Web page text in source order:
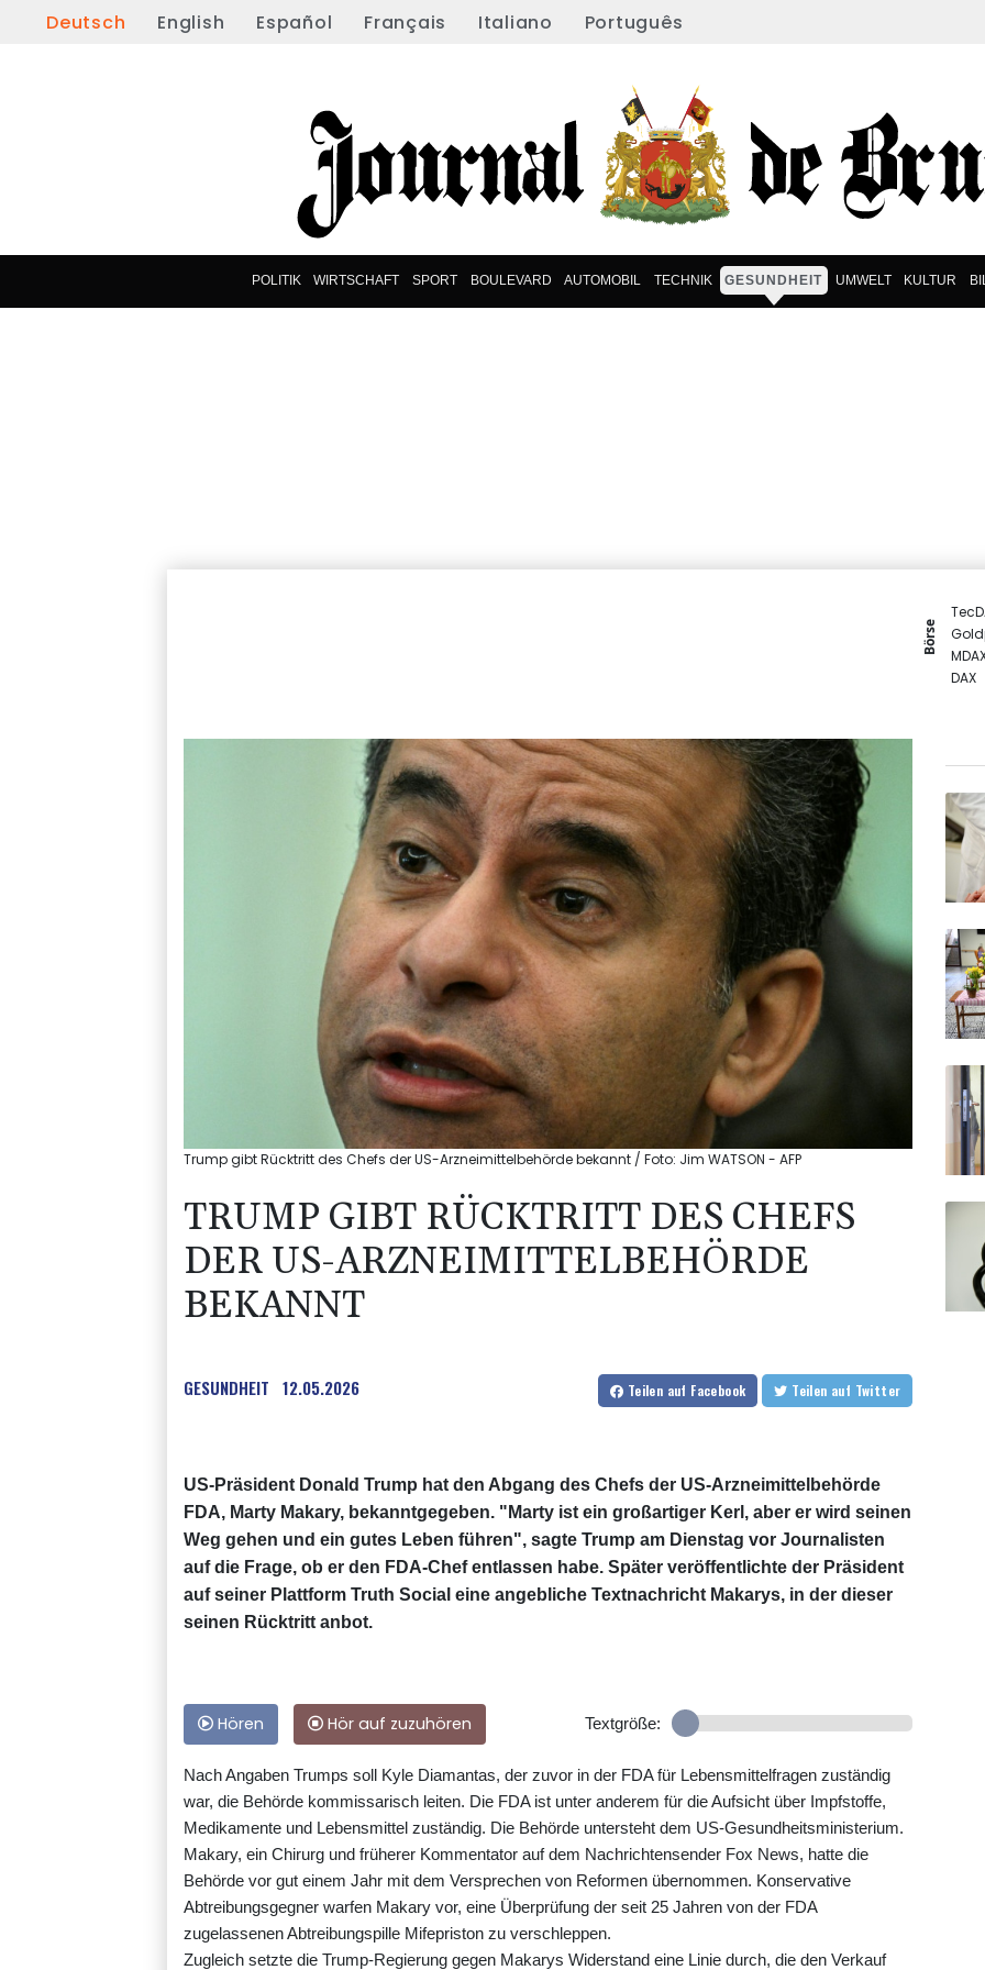
Deutsch English Español Français Italiano Português
POLITIK WIRTSCHAFT SPORT BOULEVARD AUTOMOBIL TECHNIK GESUNDHEIT UMWELT KULTUR
Börse
DAX
Trump gibt Rücktritt des Chefs der US-Arzneimittelbehörde bekannt / Foto: Jim WATSON - AFP
TRUMP GIBT RÜCKTRITT DES CHEFS
DER US-ARZNEIMITTELBEHÖRDE
BEKANNT
GESUNDHEIT 12.05.2026 Teilen auf Facebook Teilen auf Twitter
US-Präsident Donald Trump hat den Abgang des Chefs der US-Arzneimittelbehörde
FDA, Marty Makary, bekanntgegeben. "Marty ist ein großartiger Kerl, aber er wird seinen
Weg gehen und ein gutes Leben führen", sagte Trump am Dienstag vor Journalisten
auf die Frage, ob er den FDA-Chef entlassen habe. Später veröffentlichte der Präsident
auf seiner Plattform Truth Social eine angebliche Textnachricht Makarys, in der dieser
seinen Rücktritt anbot.
Hören Hör auf zuzuhören Textgröße:
Nach Angaben Trumps soll Kyle Diamantas, der zuvor in der FDA für Lebensmittelfragen zuständig
war, die Behörde kommissarisch leiten. Die FDA ist unter anderem für die Aufsicht über Impfstoffe,
Medikamente und Lebensmittel zuständig. Die Behörde untersteht dem US-Gesundheitsministerium.
Makary, ein Chirurg und früherer Kommentator auf dem Nachrichtensender Fox News, hatte die
Behörde vor gut einem Jahr mit dem Versprechen von Reformen übernommen. Konservative
Abtreibungsgegner warfen Makary vor, eine Überprüfung der seit 25 Jahren von der FDA
zugelassenen Abtreibungspille Mifepriston zu verschleppen.
Zugleich setzte die Trump-Regierung gegen Makarys Widerstand eine Linie durch, die den Verkauf